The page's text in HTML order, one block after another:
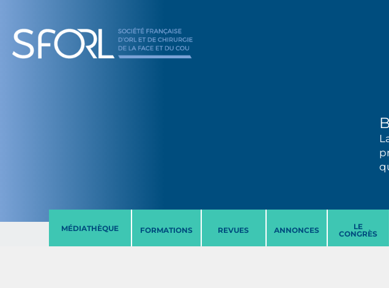
MÉDIATHÈQUE FORMATIONS REVUES ANNONCES
LE
CONGRÈS